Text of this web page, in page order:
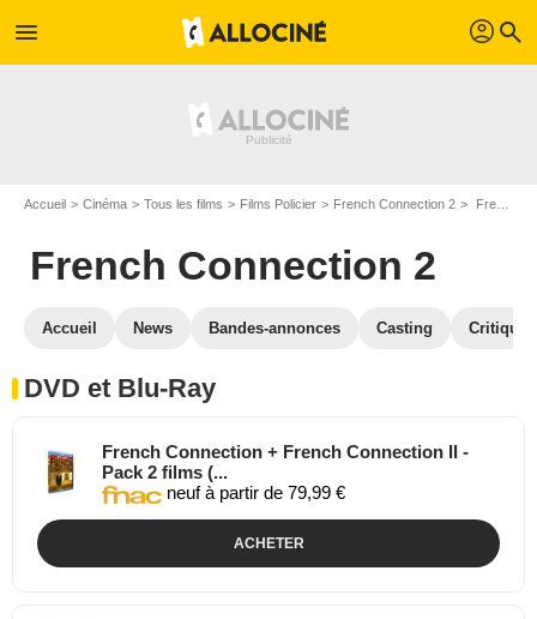
menu profil search
Accueil Cinéma Tous les films Films Policier French Connection 2 French Connection 2 en DVD Blu Ray
French Connection 2
Accueil News Bandes-annonces Casting
DVD et Blu-Ray
French Connection + French Connection II -
Pack 2 films (...
neuf à partir de 79,99 €
ACHETER